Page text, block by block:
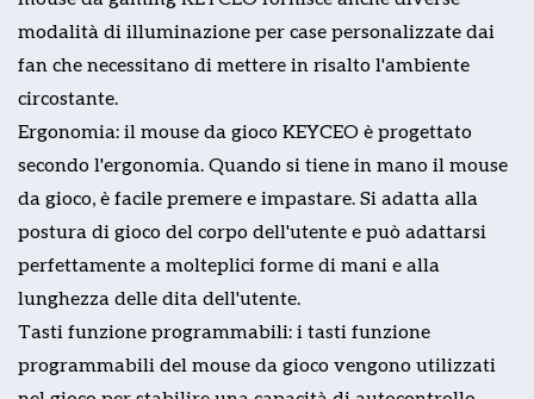
modalità di illuminazione per case personalizzate dai
fan che necessitano di mettere in risalto l'ambiente
circostante.
Ergonomia: il mouse da gioco KEYCEO è progettato
secondo l'ergonomia. Quando si tiene in mano il mouse
da gioco, è facile premere e impastare. Si adatta alla
postura di gioco del corpo dell'utente e può adattarsi
perfettamente a molteplici forme di mani e alla
lunghezza delle dita dell'utente.
Tasti funzione programmabili: i tasti funzione
programmabili del mouse da gioco vengono utilizzati